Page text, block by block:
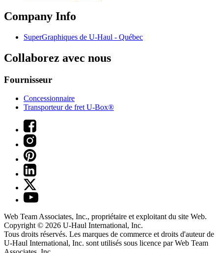
Company Info
SuperGraphiques de U-Haul - Québec
Collaborez avec nous
Fournisseur
Concessionnaire
Transporteur de fret U-Box®
Web Team Associates, Inc., propriétaire et exploitant du site Web.
Copyright © 2026 U-Haul International, Inc.
Tous droits réservés. Les marques de commerce et droits d'auteur de
U-Haul International, Inc. sont utilisés sous licence par Web Team